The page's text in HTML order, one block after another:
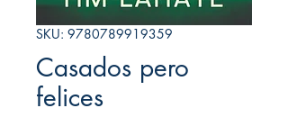
SKU: 9780789919359
Casados pero
felices